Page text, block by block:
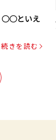
○○といえ
続きを読む